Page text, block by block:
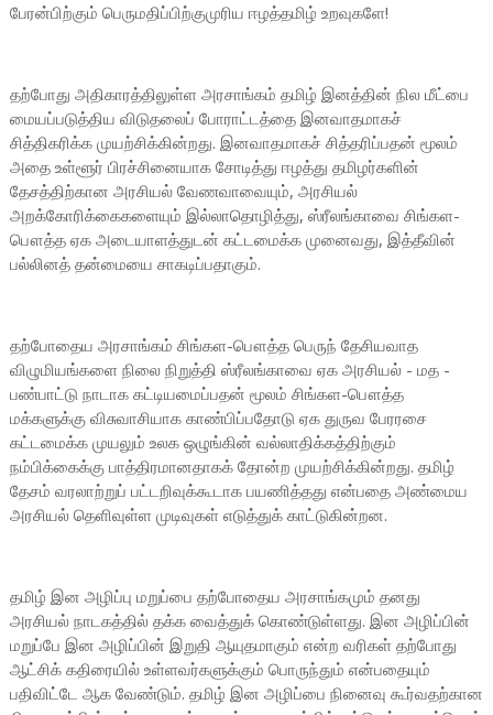
பேரன்பிற்கும் பெருமதிப்பிற்குமுரிய ஈழத்தமிழ் உறவுகளே!
தற்போது அதிகாரத்திலுள்ள அரசாங்கம் தமிழ் இனத்தின் நில மீட்பை
மையப்படுத்திய விடுதலைப் போராட்டத்தை இனவாதமாகச்
சித்திகரிக்க முயற்சிக்கின்றது. இனவாதமாகச் சித்தரிப்பதன் மூலம்
அதை உள்ளூர் பிரச்சினையாக சோடித்து ஈழத்து தமிழர்களின்
தேசத்திற்கான அரசியல் வேணவாவையும், அரசியல்
அறக்கோரிக்கைகளையும் இல்லாதொழித்து, ஸ்ரீலங்காவை சிங்கள-
பௌத்த ஏக அடையாளத்துடன் கட்டமைக்க முனைவது, இத்தீவின்
பல்லினத் தன்மையை சாகடிப்பதாகும்.
தற்போதைய அரசாங்கம் சிங்கள-பௌத்த பெருந் தேசியவாத
விழுமியங்களை நிலை நிறுத்தி ஸ்ரீலங்காவை ஏக அரசியல் - மத -
பண்பாட்டு நாடாக கட்டியமைப்பதன் மூலம் சிங்கள-பௌத்த
மக்களுக்கு விசுவாசியாக காண்பிப்பதோடு ஏக துருவ பேரரசை
கட்டமைக்க முயலும் உலக ஒழுங்கின் வல்லாதிக்கத்திற்கும்
நம்பிக்கைக்கு பாத்திரமானதாகக் தோன்ற முயற்சிக்கின்றது. தமிழ்
தேசம் வரலாற்றுப் பட்டறிவுக்கூடாக பயணித்தது என்பதை அண்மைய
அரசியல் தெளிவுள்ள முடிவுகள் எடுத்துக் காட்டுகின்றன.
தமிழ் இன அழிப்பு மறுப்பை தற்போதைய அரசாங்கமும் தனது
அரசியல் நாடகத்தில் தக்க வைத்துக் கொண்டுள்ளது. இன அழிப்பின்
மறுப்பே இன அழிப்பின் இறுதி ஆயுதமாகும் என்ற வரிகள் தற்போது
ஆட்சிக் கதிரையில் உள்ளவர்களுக்கும் பொருந்தும் என்பதையும்
பதிவிட்டே ஆக வேண்டும். தமிழ் இன அழிப்பை நினைவு கூர்வதற்கான